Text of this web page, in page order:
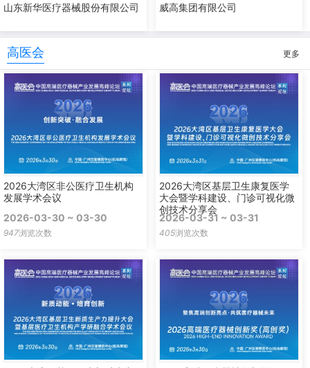
山东新华医疗器械股份有限公司 威高集团有限公司
高医会 更多
2026大湾区非公医疗卫生机构
发展学术会议
2026-03-30 ~ 03-30
947浏览次数
2026大湾区基层卫生康复医学
大会暨学科建设、门诊可视化微
创技术分享会
2026-03-31 ~ 03-31
405浏览次数